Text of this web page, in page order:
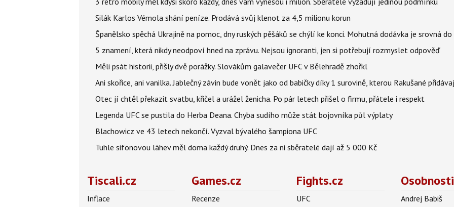
Silák Karlos Vémola shání peníze. Prodává svůj klenot za 4,5 milionu korun
Španělsko spěchá Ukrajině na pomoc, dny ruských pěšáků se chýlí ke konci. Mohutná dodávka je srovná
5 znamení, která nikdy neodpoví hned na zprávu. Nejsou ignoranti, jen si potřebují rozmyslet odpověď
Měli psát historii, přišly dvě porážky. Slovákům galavečer UFC v Bělehradě zhořkl
Ani skořice, ani vanilka. Jablečný závin bude vonět jako od babičky díky 1 surovině, kterou Rakušané
Otec jí chtěl překazit svatbu, křičel a urážel ženicha. Po pár letech přišel o firmu, přátele i respekt
Legenda UFC se pustila do Herba Deana. Chyba sudího může stát bojovníka půl výplaty
Blachowicz ve 43 letech nekončí. Vyzval bývalého šampiona UFC
Tuhle sifonovou láhev měl doma každý druhý. Dnes za ni sběratelé dají až 5 000 Kč
Tiscali.cz
Inflace
Games.cz
Recenze
Fights.cz
UFC
Andrej Babiš